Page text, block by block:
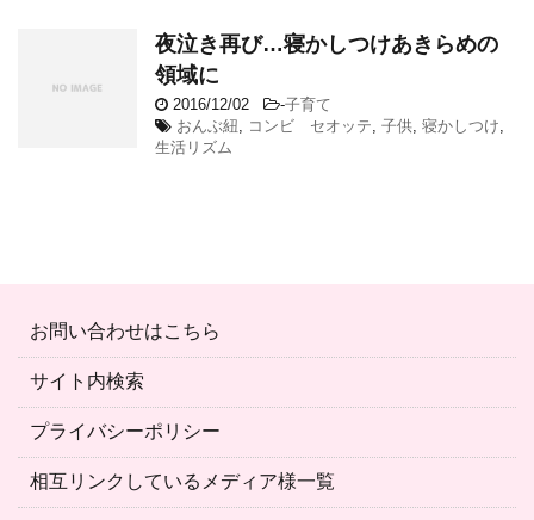
夜泣き再び…寝かしつけあきらめの
領域に
2016/12/02 -子育て
おんぶ紐, コンビ セオッテ, 子供, 寝かしつけ,
生活リズム
お問い合わせはこちら
サイト内検索
プライバシーポリシー
相互リンクしているメディア様一覧